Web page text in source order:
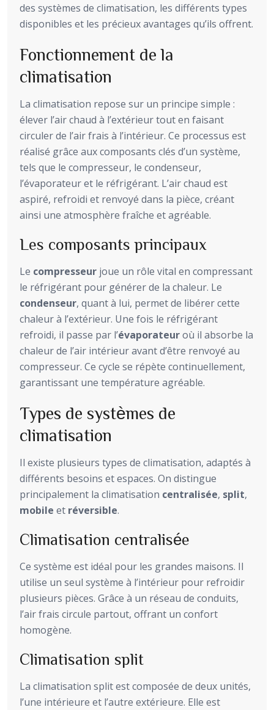
des systèmes de climatisation, les différents types
disponibles et les précieux avantages qu’ils offrent.
Fonctionnement de la
climatisation
La climatisation repose sur un principe simple :
élever l’air chaud à l’extérieur tout en faisant
circuler de l’air frais à l’intérieur. Ce processus est
réalisé grâce aux composants clés d’un système,
tels que le compresseur, le condenseur,
l’évaporateur et le réfrigérant. L’air chaud est
aspiré, refroidi et renvoyé dans la pièce, créant
ainsi une atmosphère fraîche et agréable.
Les composants principaux
Le compresseur joue un rôle vital en compressant
le réfrigérant pour générer de la chaleur. Le
condenseur, quant à lui, permet de libérer cette
chaleur à l’extérieur. Une fois le réfrigérant
refroidi, il passe par l’évaporateuroù il absorbe la
chaleur de l’air intérieur avant d’être renvoyé au
compresseur. Ce cycle se répète continuellement,
garantissant une température agréable.
Types de systèmes de
climatisation
Il existe plusieurs types de climatisation, adaptés à
différents besoins et espaces. On distingue
principalement la climatisation centralisée, split,
mobile et réversible.
Climatisation centralisée
Ce système est idéal pour les grandes maisons. Il
utilise un seul système à l’intérieur pour refroidir
plusieurs pièces. Grâce à un réseau de conduits,
l’air frais circule partout, offrant un confort
homogène.
Climatisation split
La climatisation split est composée de deux unités,
l’une intérieure et l’autre extérieure. Elle est